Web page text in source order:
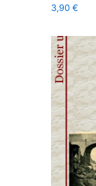
3,90 €